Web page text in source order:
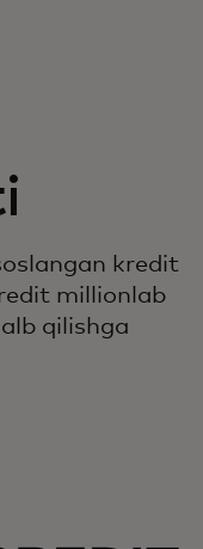
kredit
millionlab
qilishga